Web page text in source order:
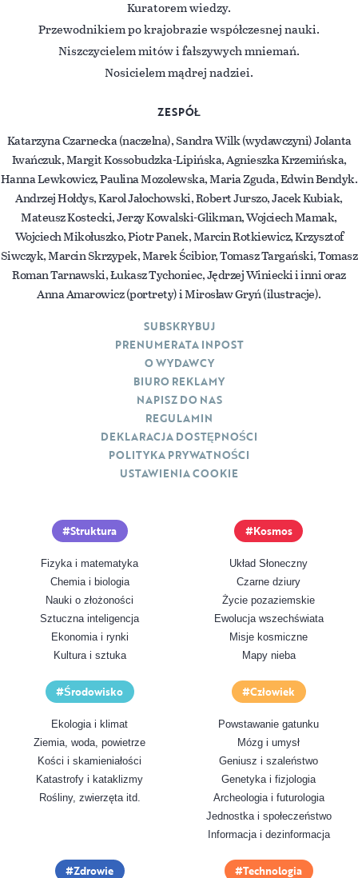
Kuratorem wiedzy.
Przewodnikiem po krajobrazie współczesnej nauki.
Niszczycielem mitów i fałszywych mniemań.
Nosicielem mądrej nadziei.
ZESPÓŁ
Katarzyna Czarnecka (naczelna), Sandra Wilk (wydawczyni) Jolanta
Iwańczuk, Margit Kossobudzka-Lipińska, Agnieszka Krzemińska,
Hanna Lewkowicz, Paulina Mozolewska, Maria Zguda, Edwin Bendyk.
Andrzej Hołdys, Karol Jałochowski, Robert Jurszo, Jacek Kubiak,
Mateusz Kostecki, Jerzy Kowalski-Glikman, Wojciech Mamak,
Wojciech Mikołuszko, Piotr Panek, Marcin Rotkiewicz, Krzysztof
Siwczyk, Marcin Skrzypek, Marek Ścibior, Tomasz Targański, Tomasz
Roman Tarnawski, Łukasz Tychoniec, Jędrzej Winiecki i inni oraz
Anna Amarowicz (portrety) i Mirosław Gryń (ilustracje).
Struktura
Fizyka i matematyka
Chemia i biologia
Nauki o złożoności
Sztuczna inteligencja
Ekonomia i rynki
Kultura i sztuka
Kosmos
Układ Słoneczny
Czarne dziury
Życie pozaziemskie
Ewolucja wszechświata
Misje kosmiczne
Mapy nieba
Środowisko
Ekologia i klimat
Ziemia, woda, powietrze
Kości i skamieniałości
Katastrofy i kataklizmy
Rośliny, zwierzęta itd.
Człowiek
Powstawanie gatunku
Mózg i umysł
Geniusz i szaleństwo
Genetyka i fizjologia
Archeologia i futurologia
Jednostka i społeczeństwo
Informacja i dezinformacja
Zdrowie Technologia
SUBSKRYBUJ
PRENUMERATA INPOST
O WYDAWCY
BIURO REKLAMY
NAPISZ DO NAS
REGULAMIN
DEKLARACJA DOSTĘPNOŚCI
POLITYKA PRYWATNOŚCI
USTAWIENIA COOKIE